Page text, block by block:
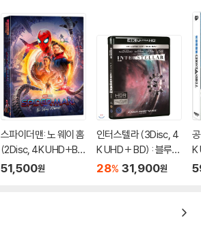
스파이더맨: 노 웨이 홈
(2Disc, 4K UHD+BD
렌티큘러 풀슬립 B1 스
51,500원
인터스텔라 (3Disc, 4
K UHD + BD) : 블루레
이
28% 31,900원
K